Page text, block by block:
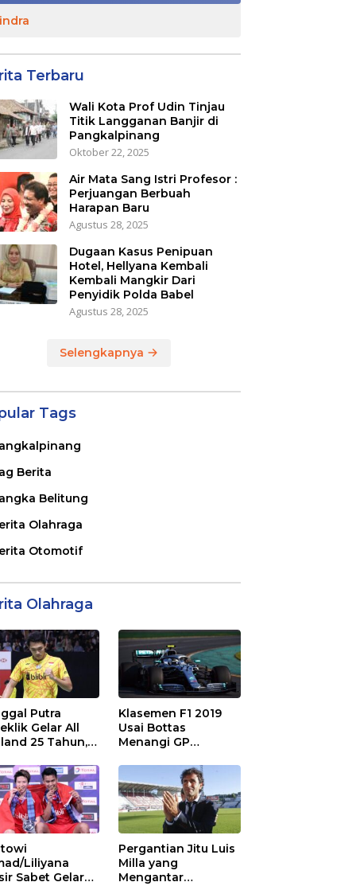
Terbaru
Wali Kota Prof Udin Tinjau
Titik Langganan Banjir di
Pangkalpinang
Oktober 22, 2025
Air Mata Sang Istri Profesor :
Perjuangan Berbuah
Harapan Baru
Agustus 28, 2025
Dugaan Kasus Penipuan
Hotel, Hellyana Kembali
Kembali Mangkir Dari
Penyidik Polda Babel
Agustus 28, 2025
Selengkapnya
Tags
Berita
Belitung
Olahraga
Otomotif
Olahraga
Putra
Gelar All
25 Tahun,
dkk
Klasemen F1 2019
Usai Bottas
Menangi GP
Liliyana
Sabet Gelar
Pergantian Jitu Luis
Milla yang
Mengantar